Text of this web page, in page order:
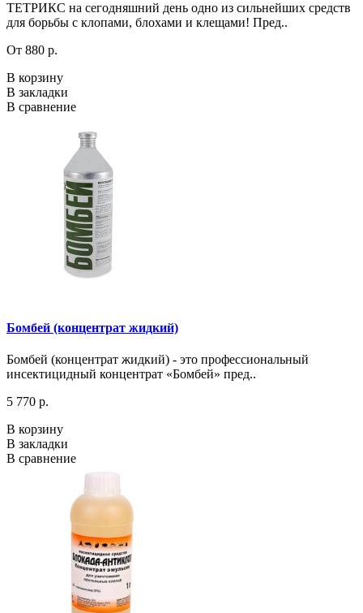
ТЕТРИКС на сегодняшний день одно из сильнейших средств
для борьбы с клопами, блохами и клещами! Пред..
От 880 р.
В корзину
В закладки
В сравнение
Бомбей (концентрат жидкий)
Бомбей (концентрат жидкий) - это профессиональный
инсектицидный концентрат «Бомбей» пред..
5 770 р.
В корзину
В закладки
В сравнение